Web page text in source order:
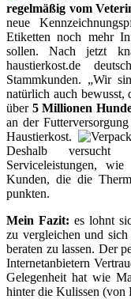
regelmäßig vom
neue
Etiketten noch mehr
sollen. Nach jetzt
haustierkost.de
Stammkunden. „Wir
natürlich auch bewusst,
über 5 Millionen
an der
Haustierkost.
Deshalb versucht
Serviceleistungen,
Kunden, die die
punkten.
Mein Fazit: es lohnt
zu vergleichen und
beraten zu lassen. Der
Internetanbietern
Gelegenheit hat wie
hinter die Kulissen (von